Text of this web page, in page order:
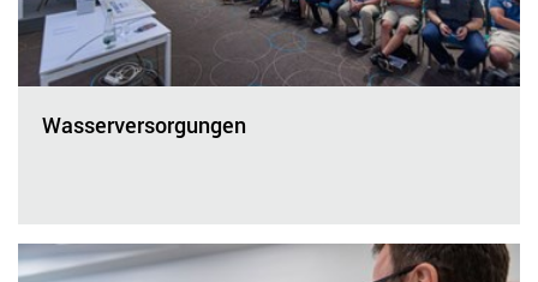
Wasserversorgungen